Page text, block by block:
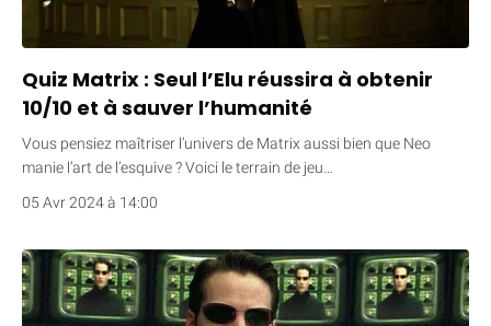
Quiz Matrix : Seul l’Elu réussira à obtenir
10/10 et à sauver l’humanité
Vous pensiez maîtriser l’univers de Matrix aussi bien que Neo
manie l’art de l’esquive ? Voici le terrain de jeu…
05 Avr 2024 à 14:00